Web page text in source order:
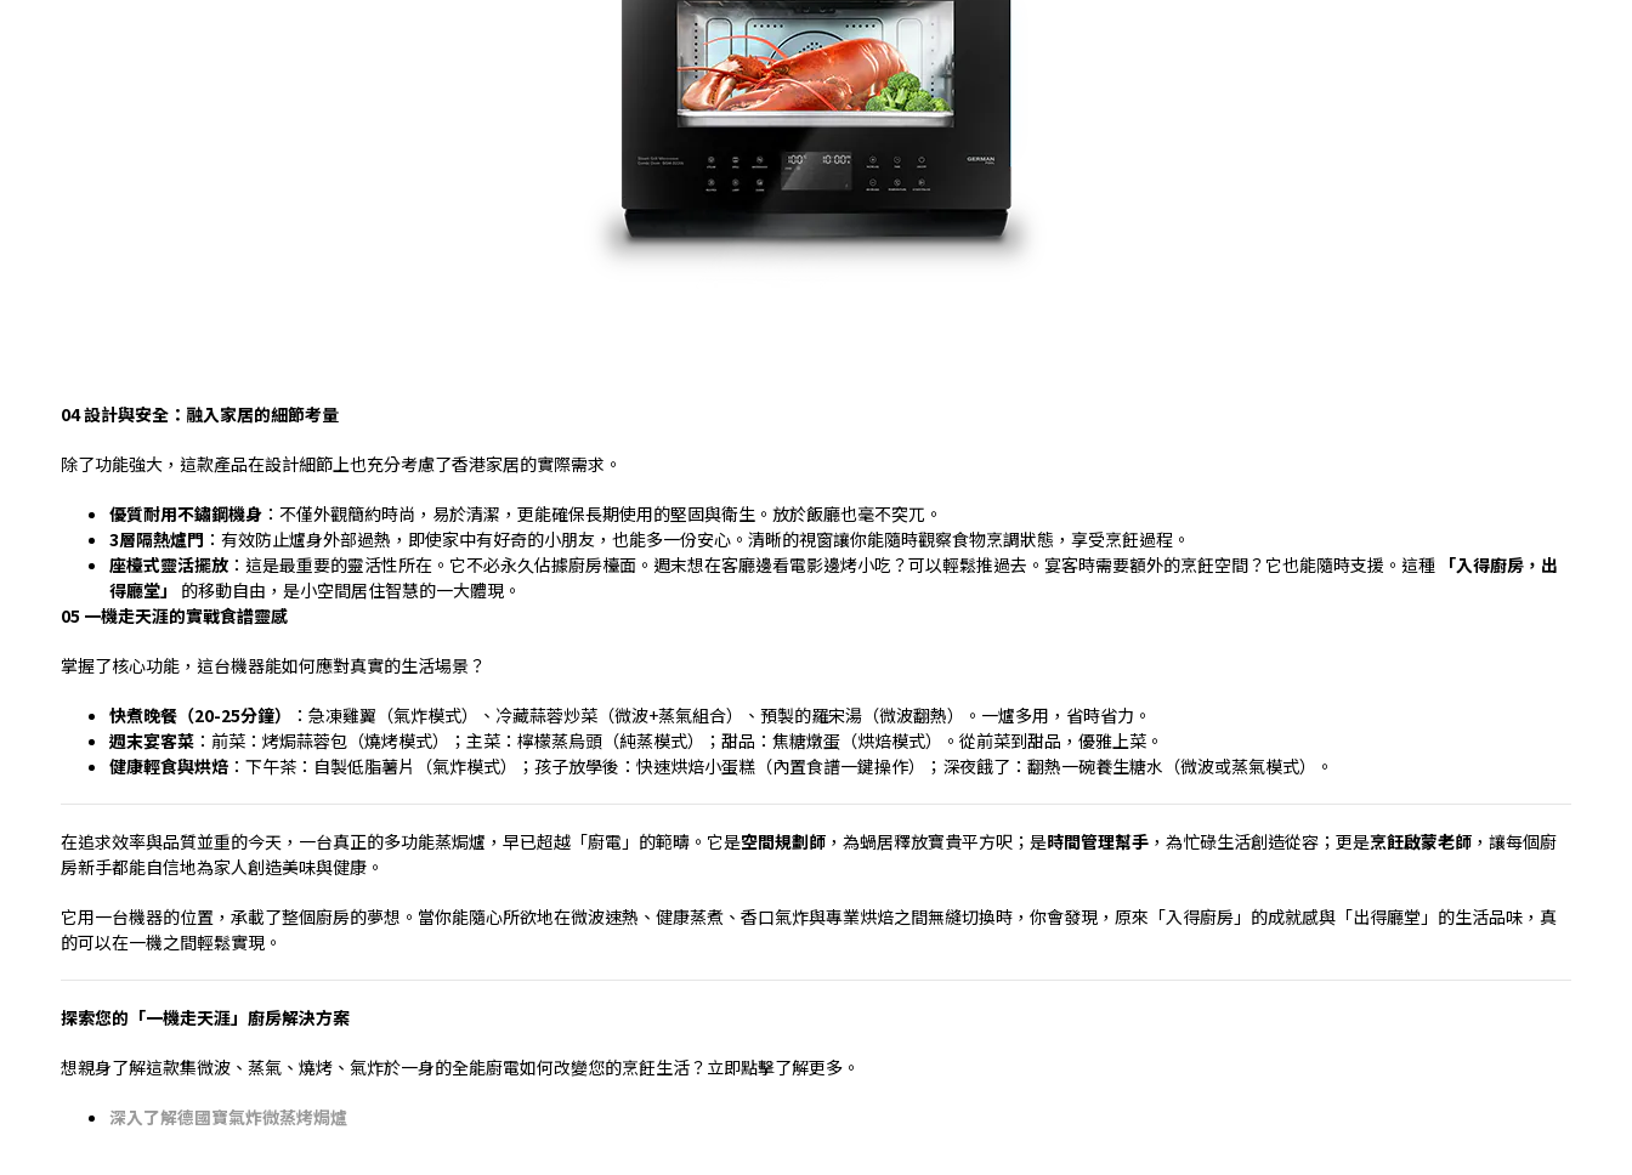
04設計與安全：融入家居的細節考量
除了功能強大，這款產品在設計細節上也充分考慮了香港家居的實際需求。
優質耐用不鏽鋼機身 ：不僅外觀簡約時尚，易於清潔，更能確保長期使用的堅固與衛生。放於飯廳也毫不突兀。
3層隔熱爐門 ：有效防止爐身外部過熱，即使家中有好奇的小朋友，也能多一份安心。清晰的視窗讓你能隨時觀察食物烹調狀態，享受烹飪過程。
座檯式靈活擺放 ：這是最重要的靈活性所在。它不必永久佔據廚房檯面。週末想在客廳邊看電影邊烤小吃？可以輕鬆推過去。宴客時需要額外的烹飪空間？它也能隨時支援。這種 「入得廚房，出
得廳堂」
的移動自由，是小空間居住智慧的一大體現。
05 一機走天涯的實戰食譜靈感
掌握了核心功能，這台機器能如何應對真實的生活場景？
快煮晚餐（20-25分鐘） ：急凍雞翼（氣炸模式）、冷藏蒜蓉炒菜（微波+蒸氣組合）、預製的羅宋湯（微波翻熱）。一爐多用，省時省力。
週末宴客菜 ：前菜：烤焗蒜蓉包（燒烤模式）；主菜：檸檬蒸烏頭（純蒸模式）；甜品：焦糖燉蛋（烘焙模式）。從前菜到甜品，優雅上菜。
健康輕食與烘焙 ：下午茶：自製低脂薯片（氣炸模式）；孩子放學後：快速烘焙小蛋糕（內置食譜一鍵操作）；深夜餓了：翻熱一碗養生糖水（微波或蒸氣模式）。
在追求效率與品質並重的今天，一台真正的多功能蒸焗爐，早已超越「廚電」的範疇。它是空間規劃師 ，為蝸居釋放寶貴平方呎；是時間管理幫手 ，為忙碌生活創造從容；更是烹飪啟蒙老師 ，讓每個廚
房新手都能自信地為家人創造美味與健康。
它用一台機器的位置，承載了整個廚房的夢想。當你能隨心所欲地在微波速熱、健康蒸煮、香口氣炸與專業烘焙之間無縫切換時，你會發現，原來「入得廚房」的成就感與「出得廳堂」的生活品味，真
的可以在一機之間輕鬆實現。
探索您的「一機走天涯」廚房解決方案
想親身了解這款集微波、蒸氣、燒烤、氣炸於一身的全能廚電如何改變您的烹飪生活？立即點擊了解更多。
深入了解德國寶氣炸微蒸烤焗爐